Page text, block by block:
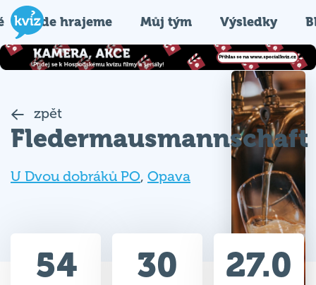
Kde hrajeme Můj tým Výsledky
zpět
Fledermausmannschaft
U Dvou dobráků PO, Opava
54 30 27.0